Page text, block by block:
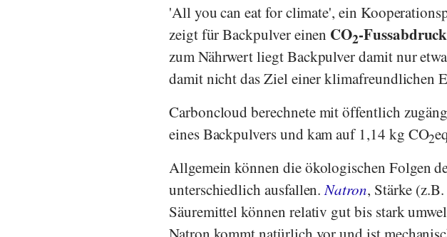
'All you can eat for climate', ein
zeigt für Backpulver einen CO2-Fussabdruck
zum Nährwert liegt Backpulver damit nur
damit nicht das Ziel einer klimafreundlichen
Carboncloudberechnete mit öffentlich
eines Backpulvers und kam auf 1,14 kg CO2
Allgemein können die ökologischen Folgen
unterschiedlich ausfallen.Natron, Stärke (z.B.
Säuremittel können relativ gut bis stark